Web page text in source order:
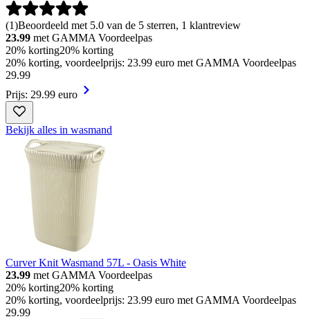
(1)Beoordeeld met 5.0 van de 5 sterren, 1 klantreview
23.99 met GAMMA Voordeelpas
20% korting20% korting
20% korting, voordeelprijs: 23.99 euro met GAMMA Voordeelpas
29.99
Prijs: 29.99 euro
Bekijk alles in wasmand
Curver Knit Wasmand 57L - Oasis White
23.99 met GAMMA Voordeelpas
20% korting20% korting
20% korting, voordeelprijs: 23.99 euro met GAMMA Voordeelpas
29.99